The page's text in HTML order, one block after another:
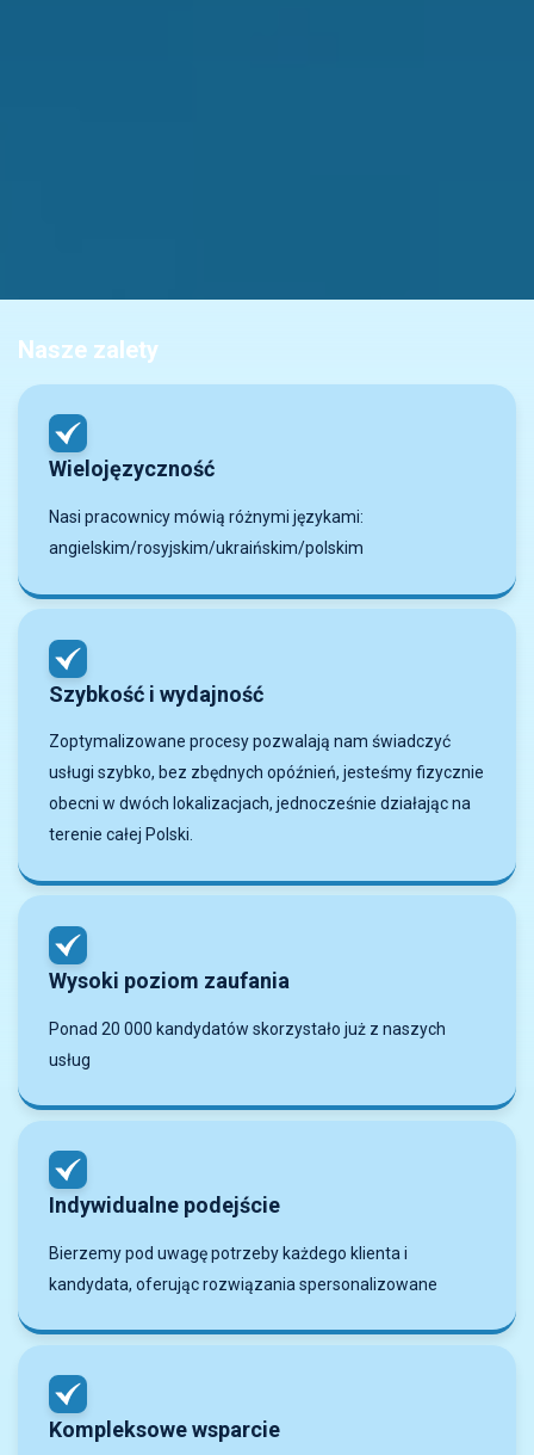
Nasze zalety
Wielojęzyczność
Nasi pracownicy mówią różnymi językami:
angielskim/rosyjskim/ukraińskim/polskim
Szybkość i wydajność
Zoptymalizowane procesy pozwalają nam świadczyć
usługi szybko, bez zbędnych opóźnień, jesteśmy fizycznie
obecni w dwóch lokalizacjach, jednocześnie działając na
terenie całej Polski.
Wysoki poziom zaufania
Ponad 20 000 kandydatów skorzystało już z naszych
usług
Indywidualne podejście
Bierzemy pod uwagę potrzeby każdego klienta i
kandydata, oferując rozwiązania spersonalizowane
Kompleksowe wsparcie